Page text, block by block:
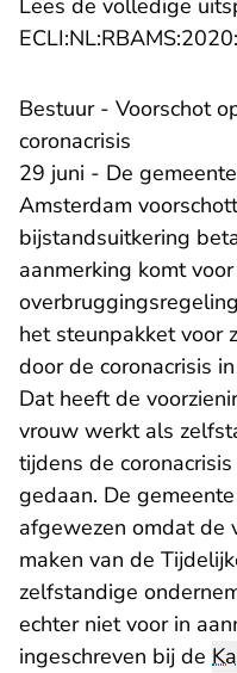
Lees de volledige
Bestuur - Voorschot
coronacrisis
29 juni - De
Amsterdam
bijstandsuitkering
aanmerking komt
het steunpakket voor
door de coronacrisis
Dat heeft de
vrouw werkt als
tijdens de
gedaan. De
afgewezen omdat de
maken van de
zelfstandige
echter niet voor in
ingeschreven bij de